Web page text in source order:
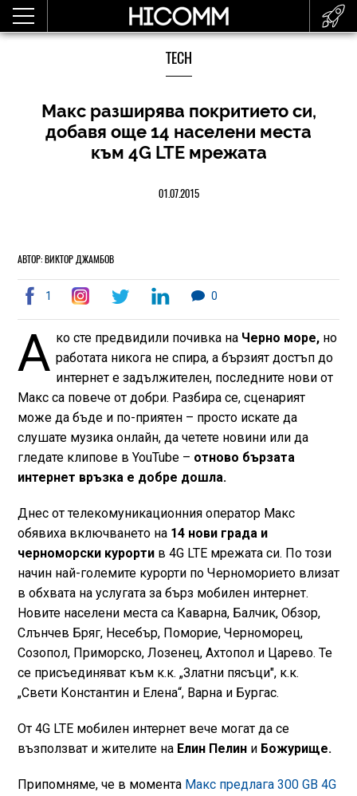
TECH
Макс разширява покритието си,
добавя още 14 населени места
към 4G LTE мрежата
01.07.2015
АВТОР: ВИКТОР ДЖАМБОВ
1 0
А ко сте предвидили почивка на Черно море, но
работата никога не спира, а бързият достъп до
интернет е задължителен, последните нови от
Макс са повече от добри. Разбира се, сценарият
може да бъде и по-приятен – просто искате да
слушате музика онлайн, да четете новини или да
гледате клипове в YouTube – отново бързата
интернет връзка е добре дошла.
Днес от телекомуникационния оператор Макс
обявиха включването на 14 нови града и
черноморски курорти в 4G LTE мрежата си. По този
начин най-големите курорти по Черноморието влизат
в обхвата на услугата за бърз мобилен интернет.
Новите населени места са Каварна, Балчик, Обзор,
Слънчев Бряг, Несебър, Поморие, Черноморец,
Созопол, Приморско, Лозенец, Ахтопол и Царево. Те
се присъединяват към к.к. „Златни пясъци", к.к.
„Свети Константин и Елена“, Варна и Бургас.
От 4G LTE мобилен интернет вече могат да се
възползват и жителите наЕлин ПелиниБожурище.
Припомняме, че в момента Макс предлага 300 GB 4G